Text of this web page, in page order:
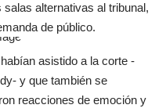
alternativas al tribunal,
de público.
asistido a la corte -
y que también se
reacciones de emoción y